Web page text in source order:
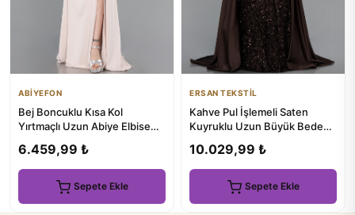
ABİYEFON
Bej Boncuklu Kısa Kol
Yırtmaçlı Uzun Abiye Elbise
6.459,99 ₺
Sepete Ekle
ERSAN TEKSTİL
Kahve Pul İşlemeli Saten
Kuyruklu Uzun Büyük Beden
10.029,99 ₺
Sepete Ekle